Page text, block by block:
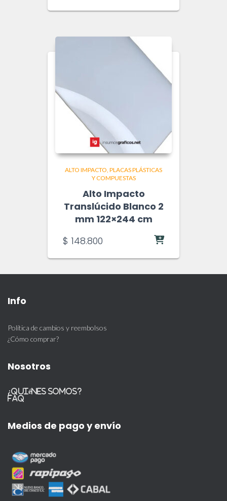
ALTO IMPACTO PLACAS PLÁSTICAS
Y COMPUESTAS
Alto Impacto
Translúcido Blanco 2
mm 122×244 cm
$ 148.800
Info
Política de cambios y reembolsos
¿Cómo comprar?
Nosotros
¿Quiénes somos?
FAQ
Medios de pago y envío